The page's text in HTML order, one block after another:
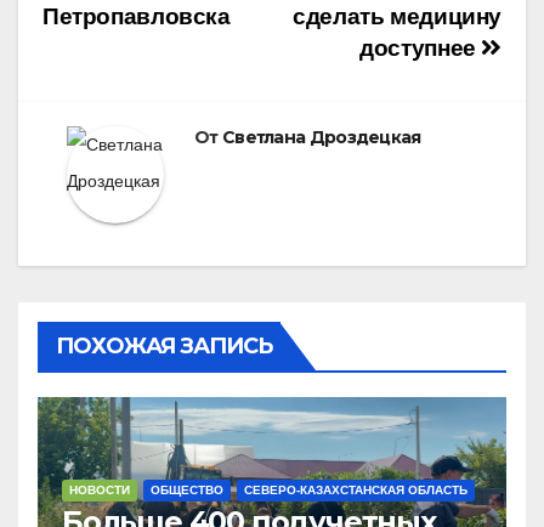
сделать медицину
доступнее
Петропавловска
От Светлана Дроздецкая
ПОХОЖАЯ ЗАПИСЬ
НОВОСТИ ОБЩЕСТВО СЕВЕРО-КАЗАХСТАНСКАЯ ОБЛАСТЬ